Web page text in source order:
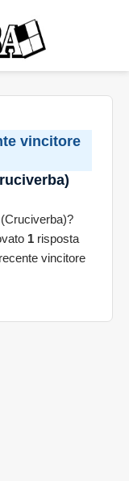
vincitore
1 risposta
vincitore